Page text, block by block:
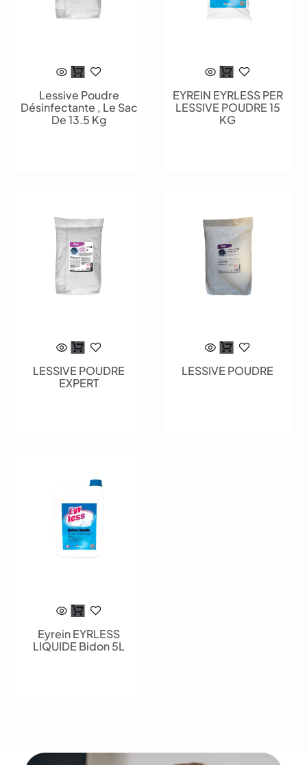
Lessive Poudre
Désinfectante , Le Sac
De 13.5 Kg
EYREIN EYRLESS PER
LESSIVE POUDRE 15
KG
LESSIVE POUDRE
EXPERT
LESSIVE POUDRE
Eyrein EYRLESS
LIQUIDE Bidon 5L